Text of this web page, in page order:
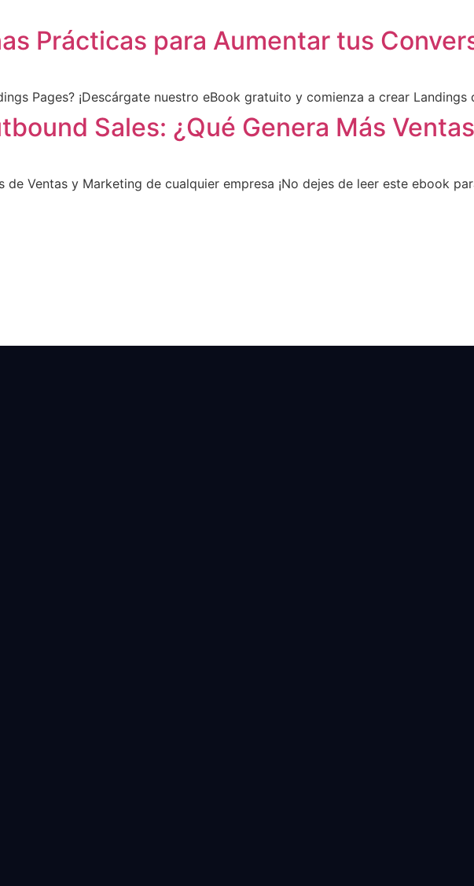
Prácticas para Aumentar tus
Pages? ¡Descárgate nuestro eBook gratuito y comienza a crear Landings
Sales: ¿Qué Genera Más
Ventas y Marketing de cualquier empresa ¡No dejes de leer este ebook